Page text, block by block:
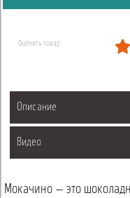
Оценить товар
Описание
Видео
Мокачино — это